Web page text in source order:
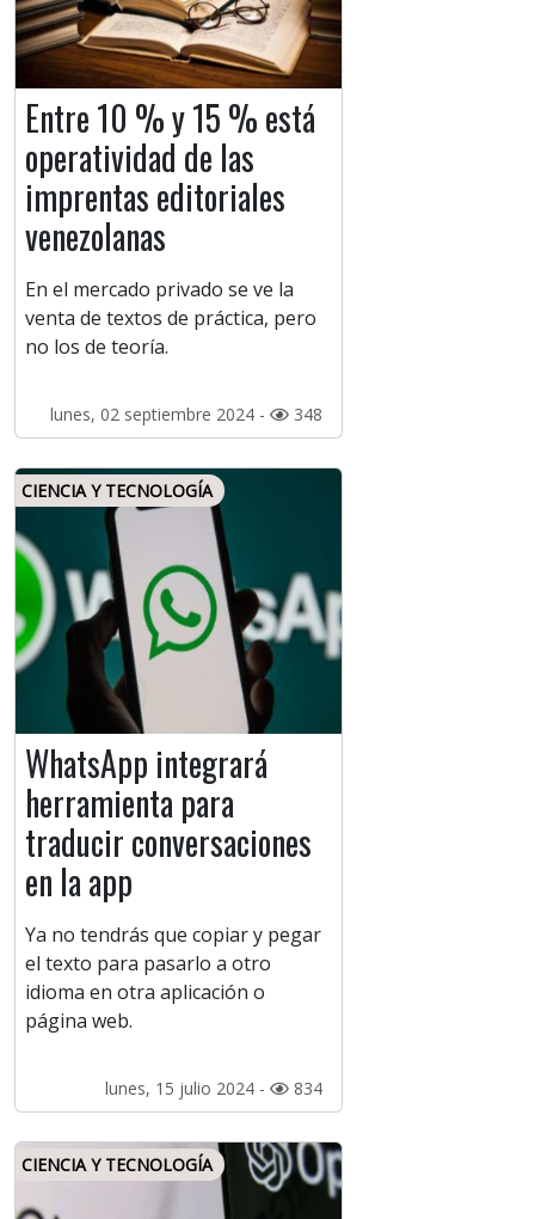
Entre 10 % y 15 % está
operatividad de las
imprentas editoriales
venezolanas
En el mercado privado se ve la
venta de textos de práctica, pero
no los de teoría.
lunes, 02 septiembre 2024 - 348
CIENCIA Y TECNOLOGÍA
WhatsApp integrará
herramienta para
traducir conversaciones
en la app
Ya no tendrás que copiar y pegar
el texto para pasarlo a otro
idioma en otra aplicación o
página web.
lunes, 15 julio 2024 - 834
CIENCIA Y TECNOLOGÍA